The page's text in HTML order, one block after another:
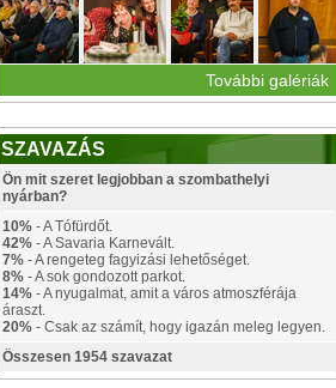
További galériák
SZAVAZÁS
Ön mit szeret legjobban a szombathelyi
nyárban?
10% - A Tófürdőt.
42% - A Savaria Karnevált.
7% - A rengeteg fagyizási lehetőséget.
8% - A sok gondozott parkot.
14% - A nyugalmat, amit a város atmoszférája
áraszt.
20% - Csak az számít, hogy igazán meleg legyen.
Összesen 1954 szavazat